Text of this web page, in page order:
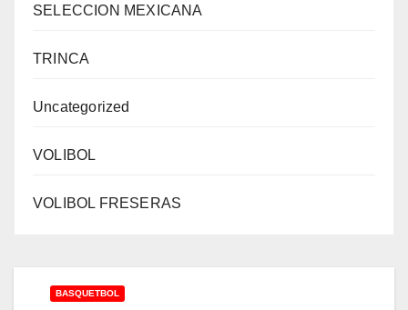
SELECCION MEXICANA
TRINCA
Uncategorized
VOLIBOL
VOLIBOL FRESERAS
BASQUETBOL